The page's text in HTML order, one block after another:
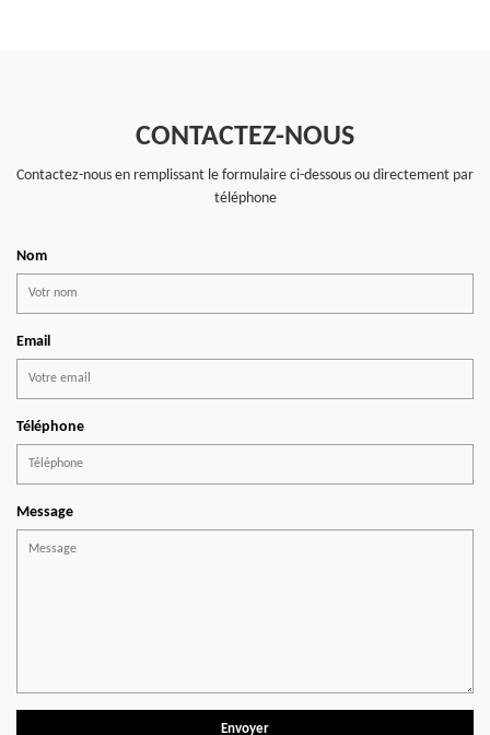
CONTACTEZ-NOUS
Contactez-nous en remplissant le formulaire ci-dessous ou directement par
téléphone
Nom
Email
Téléphone
Message